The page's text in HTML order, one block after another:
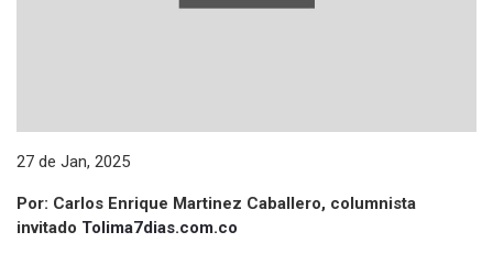
27 de Jan, 2025
Por: Carlos Enrique Martinez Caballero, columnista
invitado Tolima7dias.com.co